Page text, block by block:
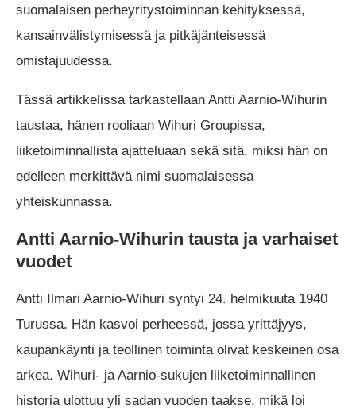
suomalaisen perheyritystoiminnan kehityksessä,
kansainvälistymisessä ja pitkäjänteisessä
omistajuudessa.
Tässä artikkelissa tarkastellaan Antti Aarnio-Wihurin
taustaa, hänen rooliaan Wihuri Groupissa,
liiketoiminnallista ajatteluaan sekä sitä, miksi hän on
edelleen merkittävä nimi suomalaisessa
yhteiskunnassa.
Antti Aarnio-Wihurin tausta ja varhaiset
vuodet
Antti Ilmari Aarnio-Wihuri syntyi 24. helmikuuta 1940
Turussa. Hän kasvoi perheessä, jossa yrittäjyys,
kaupankäynti ja teollinen toiminta olivat keskeinen osa
arkea. Wihuri- ja Aarnio-sukujen liiketoiminnallinen
historia ulottuu yli sadan vuoden taakse, mikä loi